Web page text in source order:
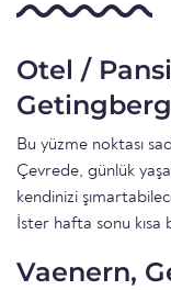
Otel /
Bu yüzme noktası
Çevrede, günlük
kendinizi
İster hafta sonu
Vaenern,